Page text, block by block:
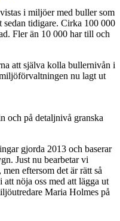
i miljöer med buller som
tidigare. Cirka 100 000
Fler än 10 000 har till och
att själva kolla bullernivån i
nu lagt ut
och på detaljnivå granska
gjorda 2013 och baserar
Just nu bearbetar vi
eftersom det är rätt så
nöja oss med att lägga ut
Maria Holmes på